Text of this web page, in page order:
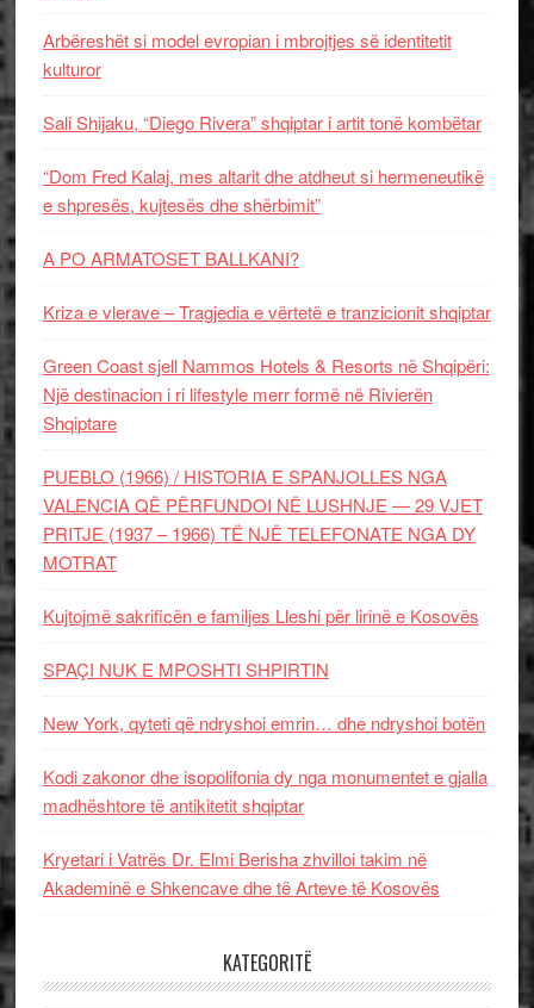
Arbëreshët si model evropian i mbrojtjes së identitetit
kulturor
Sali Shijaku, “Diego Rivera” shqiptar i artit tonë kombëtar
“Dom Fred Kalaj, mes altarit dhe atdheut si hermeneutikë
e shpresës, kujtesës dhe shërbimit”
A PO ARMATOSET BALLKANI?
Kriza e vlerave – Tragjedia e vërtetë e tranzicionit shqiptar
Green Coast sjell Nammos Hotels & Resorts në Shqipëri:
Një destinacion i ri lifestyle merr formë në Rivierën
Shqiptare
PUEBLO (1966) / HISTORIA E SPANJOLLES NGA
VALENCIA QË PËRFUNDOI NË LUSHNJE — 29 VJET
PRITJE (1937 – 1966) TË NJË TELEFONATE NGA DY
MOTRAT
Kujtojmë sakrificën e familjes Lleshi për lirinë e Kosovës
SPAÇI NUK E MPOSHTI SHPIRTIN
New York, qyteti që ndryshoi emrin… dhe ndryshoi botën
Kodi zakonor dhe isopolifonia dy nga monumentet e gjalla
madhështore të antikitetit shqiptar
Kryetari i Vatrës Dr. Elmi Berisha zhvilloi takim në
Akademinë e Shkencave dhe të Arteve të Kosovës
KATEGORITË